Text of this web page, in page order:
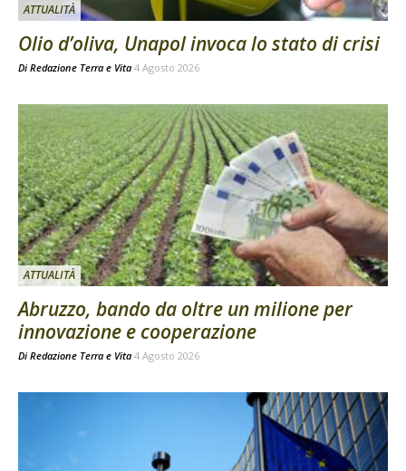
ATTUALITÀ
Olio d’oliva, Unapol invoca lo stato di crisi
Di Redazione Terra e Vita 4 Agosto 2026
ATTUALITÀ
Abruzzo, bando da oltre un milione per
innovazione e cooperazione
Di Redazione Terra e Vita 4 Agosto 2026